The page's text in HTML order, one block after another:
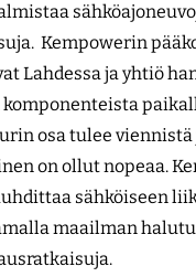
Kempowerin
Lahdessa ja yhtiö
osa tulee
on ollut nopeaa.
sähköiseen
maailman